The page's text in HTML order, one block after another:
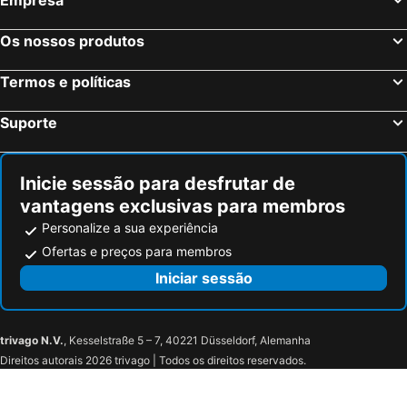
DIMI HOUSE B&B
Casa Mamma Elvira
Lequile, bed and breakfasts
Cavallino, bed and breakfasts Vernole, bed and breakfasts
Diso, bed and breakfasts
Sannicola, bed and breakfasts
Muro Leccese, bed and breakfasts
Giurdignano, bed and breakfasts
Os nossos produtos
Termos e políticas
Suporte
Inicie sessão para desfrutar de
vantagens exclusivas para membros
Personalize a sua experiência
Ofertas e preços para membros
Iniciar sessão
trivago N.V., Kesselstraße 5 – 7, 40221 Düsseldorf, Alemanha
Direitos autorais 2026 trivago | Todos os direitos reservados.